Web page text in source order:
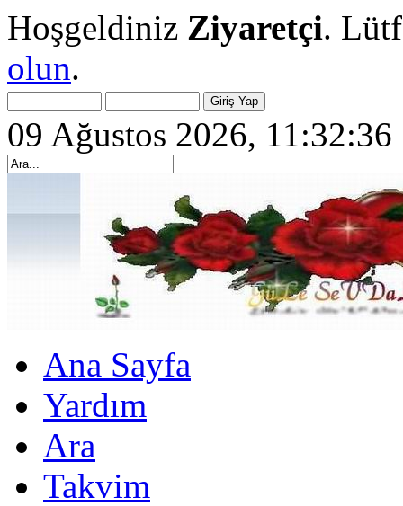
Hoşgeldiniz Ziyaretçi.
olun.
09 Ağustos 2026, 11:32:36
Ana Sayfa
Yardım
Ara
Takvim